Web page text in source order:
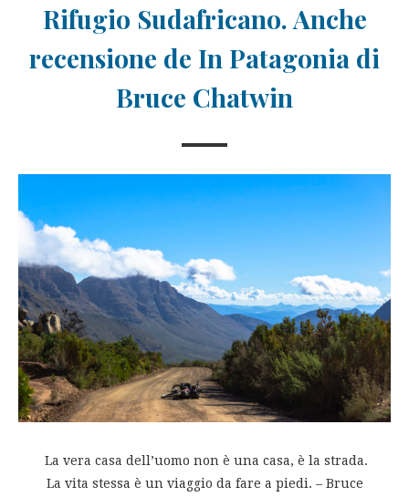
Rifugio Sudafricano. Anche
recensione de In Patagonia di
Bruce Chatwin
La vera casa dell’uomo non è una casa, è la strada.
La vita stessa è un viaggio da fare a piedi. – Bruce